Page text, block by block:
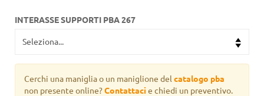
INTERASSE SUPPORTI PBA 267
Cerchi una maniglia o un maniglione del catalogo pba
non presente online?Contattacie chiedi un preventivo.